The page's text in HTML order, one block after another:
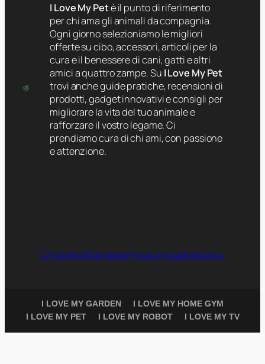
I Love My Petè il punto di riferimento
per chi ama gli animali da compagnia.
Ogni giorno selezioniamo le migliori
offerte su cibo, accessori, articoli per la
cura e il benessere di cani, gatti e altri
amici a quattro zampe. Su I Love My Pet
trovi anche guide pratiche, recensioni di
prodotti, gadget innovativi e consigli per
migliorare la vita del tuo animale e
rafforzare il vostro legame. Ci
prendiamo cura di chi ami, con passione
e attenzione.
Chi siamoNote legaliPrivacy e cookie policy
I LOVE MY GARDEN
I LOVE MY HOME GYM
I LOVE MY PET
I LOVE MY ROBOT I LOVE MY TV